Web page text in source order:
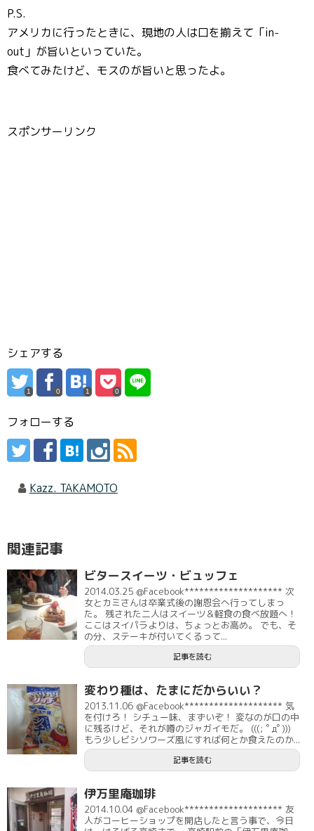
P.S.
アメリカに行ったときに、現地の人は口を揃えて「in-
out」が旨いといっていた。
食べてみたけど、モスのが旨いと思ったよ。
スポンサーリンク
シェアする
1 0 1 0
フォローする
Kazz. TAKAMOTO
関連記事
ビタースイーツ・ビュッフェ
2014.03.25 @Facebook******************** 次
女とカミさんは卒業式後の謝恩会へ行ってしまっ
た。 残された二人はスイーツ＆軽食の食べ放題へ！
ここはスイパラよりは、ちょっとお高め。 でも、そ
の分、ステーキが付いてくるって...
記事を読む
変わり種は、たまにだからいい？
2013.11.06 @Facebook******************** 気
を付けろ！ シチュー味、まずいぞ！ 変なのが口の中
に残るけど、それが噂のジャガイモだ。 (((; ﾟдﾟ)))
もう少しビシソワーズ風にすれば何とか食えたのか...
記事を読む
伊万里庵珈琲
2014.10.04 @Facebook******************** 友
人がコーヒーショップを開店したと言う事で、今日